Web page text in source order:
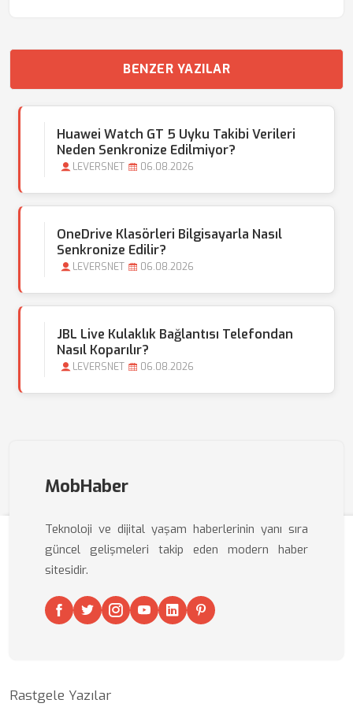
BENZER YAZILAR
Huawei Watch GT 5 Uyku Takibi Verileri
Neden Senkronize Edilmiyor?
LEVERSNET 06.08.2026
OneDrive Klasörleri Bilgisayarla Nasıl
Senkronize Edilir?
LEVERSNET 06.08.2026
JBL Live Kulaklık Bağlantısı Telefondan
Nasıl Koparılır?
LEVERSNET 06.08.2026
MobHaber
Teknoloji ve dijital yaşam haberlerinin yanı sıra
güncel gelişmeleri takip eden modern haber
sitesidir.
Rastgele Yazılar